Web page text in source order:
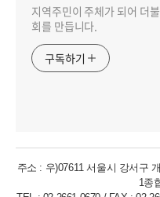
지역주민이 주체가 되어 더
회를 만듭니다.
구독하기
주소 : 우)07611 서울시 강서구
1종